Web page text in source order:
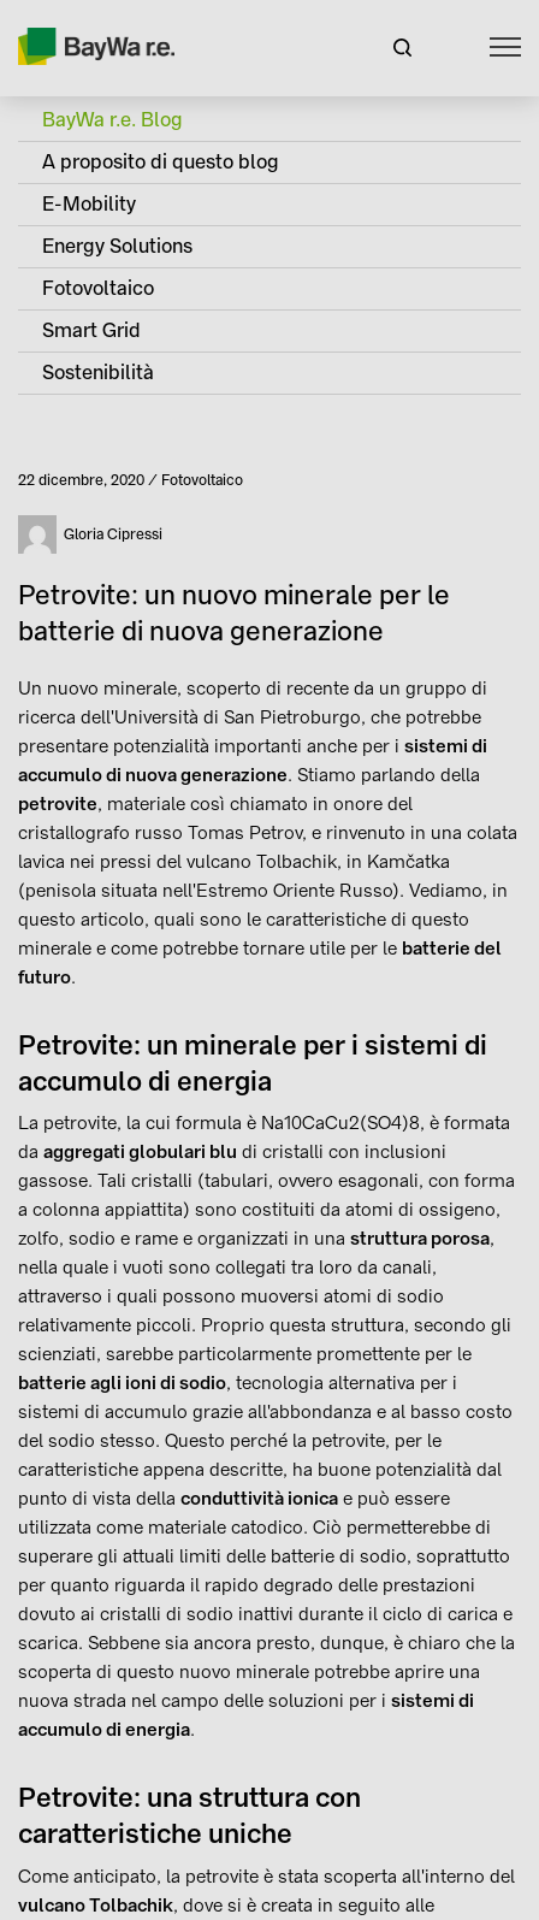
BayWa r.e. Blog
A proposito di questo blog
E-Mobility
Energy Solutions
Fotovoltaico
Smart Grid
Sostenibilità
Pubblicato
22 dicembre, 2020 Categoria
Fotovoltaico
Autore Gloria Cipressi
Petrovite: un nuovo minerale per le
batterie di nuova generazione
Un nuovo minerale, scoperto di recente da un gruppo di
ricerca dell'Università di San Pietroburgo, che potrebbe
presentare potenzialità importanti anche per i sistemi di
accumulo di nuova generazione. Stiamo parlando della
petrovite, materiale così chiamato in onore del
cristallografo russo Tomas Petrov, e rinvenuto in una colata
lavica nei pressi del vulcano Tolbachik, in Kamčatka
(penisola situata nell'Estremo Oriente Russo). Vediamo, in
questo articolo, quali sono le caratteristiche di questo
minerale e come potrebbe tornare utile per le batterie del
futuro.
Petrovite: un minerale per i sistemi di
accumulo di energia
La petrovite, la cui formula è Na10CaCu2(SO4)8, è formata
da aggregati globulari blu di cristalli con inclusioni
gassose. Tali cristalli (tabulari, ovvero esagonali, con forma
a colonna appiattita) sono costituiti da atomi di ossigeno,
zolfo, sodio e rame e organizzati in una struttura porosa,
nella quale i vuoti sono collegati tra loro da canali,
attraverso i quali possono muoversi atomi di sodio
relativamente piccoli. Proprio questa struttura, secondo gli
scienziati, sarebbe particolarmente promettente per le
batterie agli ioni di sodio, tecnologia alternativa per i
sistemi di accumulo grazie all'abbondanza e al basso costo
del sodio stesso. Questo perché la petrovite, per le
caratteristiche appena descritte, ha buone potenzialità dal
punto di vista della conduttività ionica e può essere
utilizzata come materiale catodico. Ciò permetterebbe di
superare gli attuali limiti delle batterie di sodio, soprattutto
per quanto riguarda il rapido degrado delle prestazioni
dovuto ai cristalli di sodio inattivi durante il ciclo di carica e
scarica. Sebbene sia ancora presto, dunque, è chiaro che la
scoperta di questo nuovo minerale potrebbe aprire una
nuova strada nel campo delle soluzioni per i sistemi di
accumulo di energia.
Petrovite: una struttura con
caratteristiche uniche
Come anticipato, la petrovite è stata scoperta all'interno del
vulcano Tolbachik, dove si è creata in seguito alle